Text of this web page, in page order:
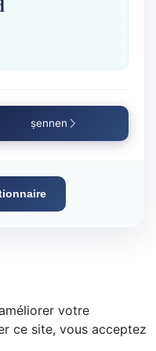
ṣennen
votre
ce site, vous acceptez